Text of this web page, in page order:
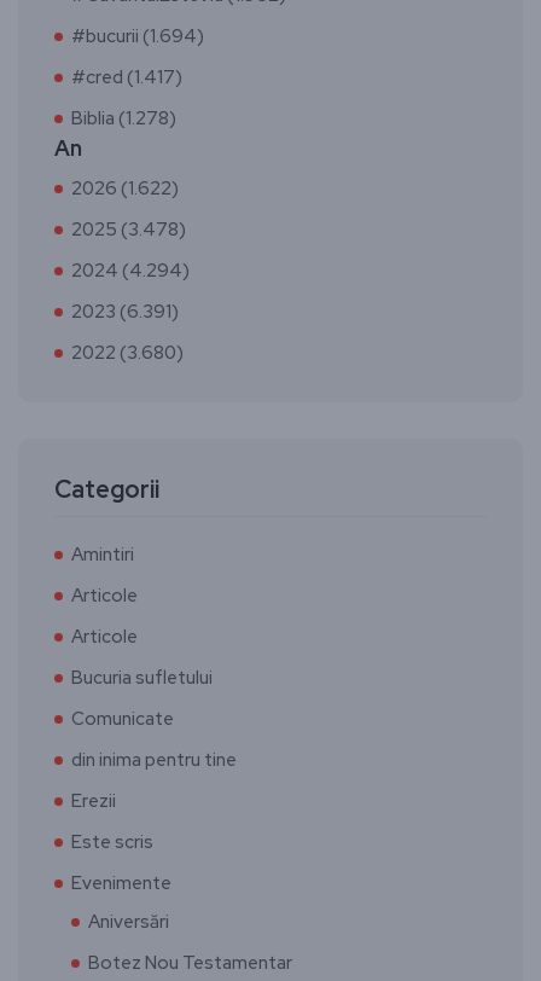
#bucurii (1.694)
#cred (1.417)
Biblia (1.278)
An
2026 (1.622)
2025 (3.478)
2024 (4.294)
2023 (6.391)
2022 (3.680)
Categorii
Amintiri
Articole
Articole
Bucuria sufletului
Comunicate
din inima pentru tine
Erezii
Este scris
Evenimente
Aniversări
Botez Nou Testamentar